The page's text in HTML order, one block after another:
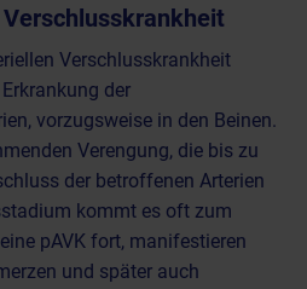
Verschlusskrankheit
der
vorzugsweise in den Beinen.
Verengung, die bis zu
der betroffenen Arterien
kommt es oft zum
pAVK fort, manifestieren
und später auch